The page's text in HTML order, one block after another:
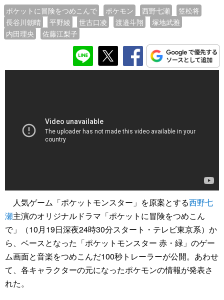
ポケットに冒険をつめこんで
ポケモン 西野七瀬
笠松将
長谷川朝晴
平野綾 世古口凌 渡邉斗翔
塚地武雅
内田理央
佐藤江梨子
人気ゲーム「ポケットモンスター」を原案とする西野七
瀬主演のオリジナルドラマ「ポケットに冒険をつめこん
で」（10月19日深夜24時30分スタート・テレビ東京系）か
ら、ベースとなった「ポケットモンスター 赤・緑」のゲー
ム画面と音楽をつめこんだ100秒トレーラーが公開。あわせ
て、各キャラクターの元になったポケモンの情報が発表さ
れた。